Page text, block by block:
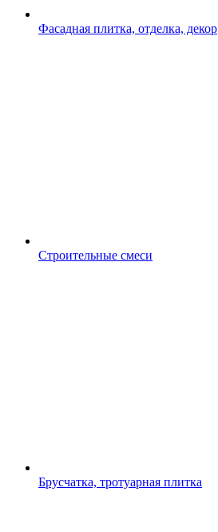
Фасадная плитка, отделка, декор
Строительные смеси
Брусчатка, тротуарная плитка